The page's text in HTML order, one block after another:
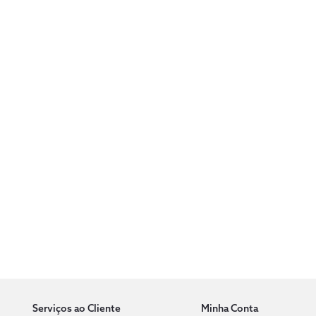
Serviços ao Cliente Minha Conta